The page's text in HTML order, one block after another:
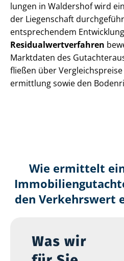
lun­gen in Waldershof wird
der Liegenschaft
entsprechendem
Re­si­du­al­wert­ver­fah­ren
Marktdaten des
fließen über
ermitt­lung sowie den
Wie ermittelt
den Verkehrswert